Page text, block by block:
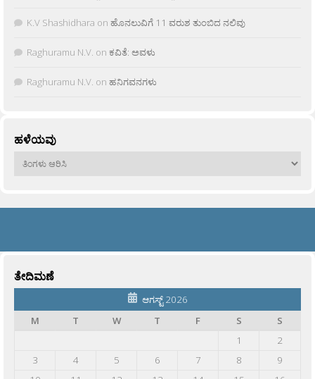
K.V Shashidhara on ಹೊನಲುವಿಗೆ 11 ವರುಶ ತುಂಬಿದ ನಲಿವು
Raghuramu N.V. on ಕವಿತೆ: ಅವಳು
Raghuramu N.V. on ಹನಿಗವನಗಳು
ಹಳೆಯವು
ಹಳೆಯವು
ತೇದಿಮಣೆ
ಆಗಸ್ಟ್ 2026
M
T W T F S
S
1
2
3
4 5 6 7 8
9